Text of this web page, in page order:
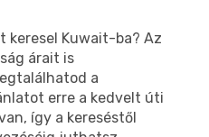
keresel Kuwait-ba? Az
árait is
a
erre a kedvelt úti
így a kereséstől